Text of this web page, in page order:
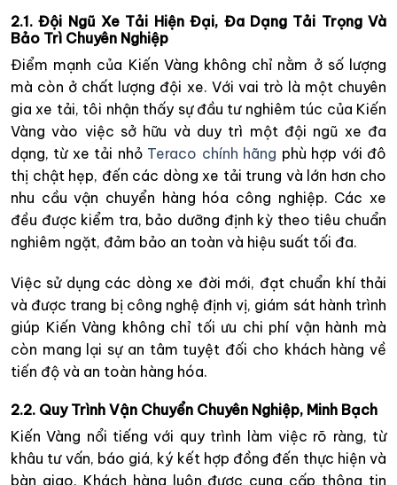
2.1. Đội Ngũ Xe Tải Hiện Đại, Đa Dạng Tải Trọng Và
Bảo Trì Chuyên Nghiệp
Điểm mạnh của Kiến Vàng không chỉ nằm ở số lượng
mà còn ở chất lượng đội xe. Với vai trò là một chuyên
gia xe tải, tôi nhận thấy sự đầu tư nghiêm túc của Kiến
Vàng vào việc sở hữu và duy trì một đội ngũ xe đa
dạng, từ xe tải nhỏ Teraco chính hãng phù hợp với đô
thị chật hẹp, đến các dòng xe tải trung và lớn hơn cho
nhu cầu vận chuyển hàng hóa công nghiệp. Các xe
đều được kiểm tra, bảo dưỡng định kỳ theo tiêu chuẩn
nghiêm ngặt, đảm bảo an toàn và hiệu suất tối đa.
Việc sử dụng các dòng xe đời mới, đạt chuẩn khí thải
và được trang bị công nghệ định vị, giám sát hành trình
giúp Kiến Vàng không chỉ tối ưu chi phí vận hành mà
còn mang lại sự an tâm tuyệt đối cho khách hàng về
tiến độ và an toàn hàng hóa.
2.2. Quy Trình Vận Chuyển Chuyên Nghiệp, Minh Bạch
Kiến Vàng nổi tiếng với quy trình làm việc rõ ràng, từ
khâu tư vấn, báo giá, ký kết hợp đồng đến thực hiện và
bàn giao. Khách hàng luôn được cung cấp thông tin